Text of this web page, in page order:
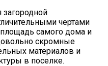
загородной
чертами
самого дома и
скромные
материалов и
в поселке.